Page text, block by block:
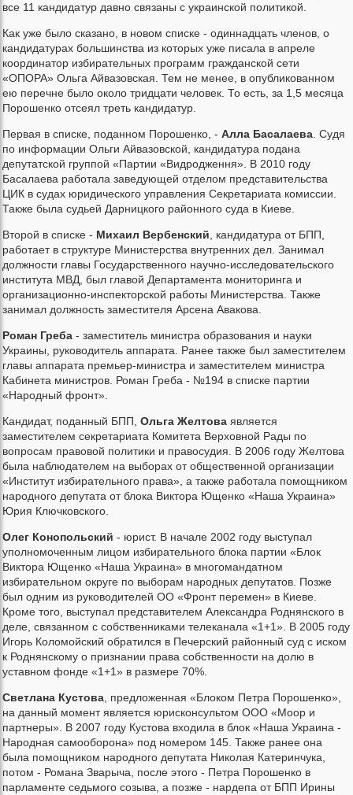
все 11 кандидатур давно связаны с украинской политикой.
Как уже было сказано, в новом списке - одиннадцать членов, о
кандидатурах большинства из которых уже писала в апреле
координатор избирательных программ гражданской сети
«ОПОРА» Ольга Айвазовская. Тем не менее, в опубликованном
ею перечне было около тридцати человек. То есть, за 1,5 месяца
Порошенко отсеял треть кандидатур.
Первая в списке, поданном Порошенко, - Алла Басалаева . Судя
по информации Ольги Айвазовской, кандидатура подана
депутатской группой «Партии «Видродження». В 2010 году
Басалаева работала заведующей отделом представительства
ЦИК в судах юридического управления Секретариата комиссии.
Также была судьей Дарницкого районного суда в Киеве.
Второй в списке - Михаил Вербенский , кандидатура от БПП,
работает в структуре Министерства внутренних дел. Занимал
должности главы Государственного научно-исследовательского
института МВД, был главой Департамента мониторинга и
организационно-инспекторской работы Министерства. Также
занимал должность заместителя Арсена Авакова.
Роман Греба - заместитель министра образования и науки
Украины, руководитель аппарата. Ранее также был заместителем
главы аппарата премьер-министра и заместителем министра
Кабинета министров. Роман Греба - №194 в списке партии
«Народный фронт».
Кандидат, поданный БПП, Ольга Желтова является
заместителем секретариата Комитета Верховной Рады по
вопросам правовой политики и правосудия. В 2006 году Желтова
была наблюдателем на выборах от общественной организации
«Институт избирательного права», а также работала помощником
народного депутата от блока Виктора Ющенко «Наша Украина»
Юрия Ключковского.
Олег Конопольский - юрист. В начале 2002 году выступал
уполномоченным лицом избирательного блока партии «Блок
Виктора Ющенко «Наша Украина» в многомандатном
избирательном округе по выборам народных депутатов. Позже
был одним из руководителей ОО «Фронт перемен» в Киеве.
Кроме того, выступал представителем Александра Роднянского в
деле, связанном с собственниками телеканала «1+1». В 2005 году
Игорь Коломойский обратился в Печерский районный суд с иском
к Роднянскому о признании права собственности на долю в
уставном фонде «1+1» в размере 70%.
Светлана Кустова , предложенная «Блоком Петра Порошенко»,
на данный момент является юрисконсультом ООО «Моор и
партнеры». В 2007 году Кустова входила в блок «Наша Украина -
Народная самооборона» под номером 145. Также ранее она
была помощником народного депутата Николая Катеринчука,
потом - Романа Зварыча, после этого - Петра Порошенко в
парламенте седьмого созыва, а позже - нардепа от БПП Ирины